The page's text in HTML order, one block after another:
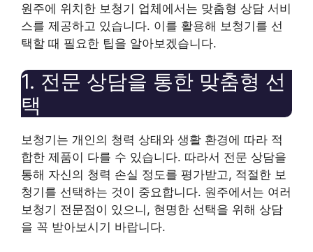
원주에 위치한 보청기 업체에서는 맞춤형 상담 서비
스를 제공하고 있습니다. 이를 활용해 보청기를 선
택할 때 필요한 팁을 알아보겠습니다.
1. 전문 상담을 통한 맞춤형 선
택
보청기는 개인의 청력 상태와 생활 환경에 따라 적
합한 제품이 다를 수 있습니다. 따라서 전문 상담을
통해 자신의 청력 손실 정도를 평가받고, 적절한 보
청기를 선택하는 것이 중요합니다. 원주에서는 여러
보청기 전문점이 있으니, 현명한 선택을 위해 상담
을 꼭 받아보시기 바랍니다.